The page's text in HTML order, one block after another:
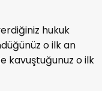
hukuk
o ilk an
kavuştuğunuz o ilk